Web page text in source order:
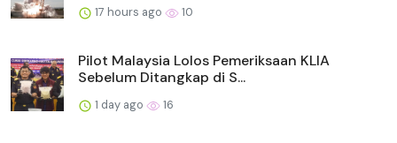
17 hours ago 10
Pilot Malaysia Lolos Pemeriksaan KLIA
Sebelum Ditangkap di S...
1 day ago 16